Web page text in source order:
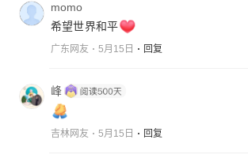
momo
希望世界和平
广东网友 5月15日 回复
峰
吉林网友 5月15日 回复